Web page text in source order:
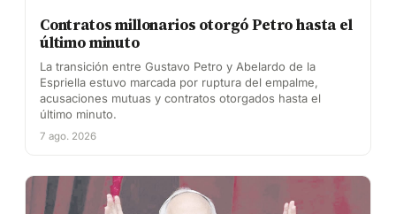
Contratos millonarios otorgó Petro hasta el
último minuto
La transición entre Gustavo Petro y Abelardo de la
Espriella estuvo marcada por ruptura del empalme,
acusaciones mutuas y contratos otorgados hasta el
último minuto.
7 ago. 2026